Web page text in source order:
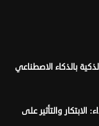
بالذكاء الاصطناعي
الابتكار والتأثير على